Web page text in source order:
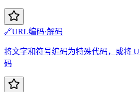
🔗URL编码·解码
将文字和符号编码为特殊代码，或将
码